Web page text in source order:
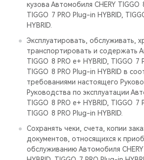
кузова Автомобиля CHERY TIGGO
TIGGO 7 PRO Plug-in HYBRID,
HYBRID.
Эксплуатировать, обслуживать,
транспортировать и содержать
TIGGO 8 PRO е+ HYBRID, TIGGO 7
TIGGO 8 PRO Plug-in HYBRID в
требованиями настоящего
Руководства по эксплуатации
TIGGO 8 PRO е+ HYBRID, TIGGO 7
TIGGO 8 PRO Plug-in HYBRID.
Сохранять чеки, счета, копии
документов, относящихся к
обслуживанию Автомобиля